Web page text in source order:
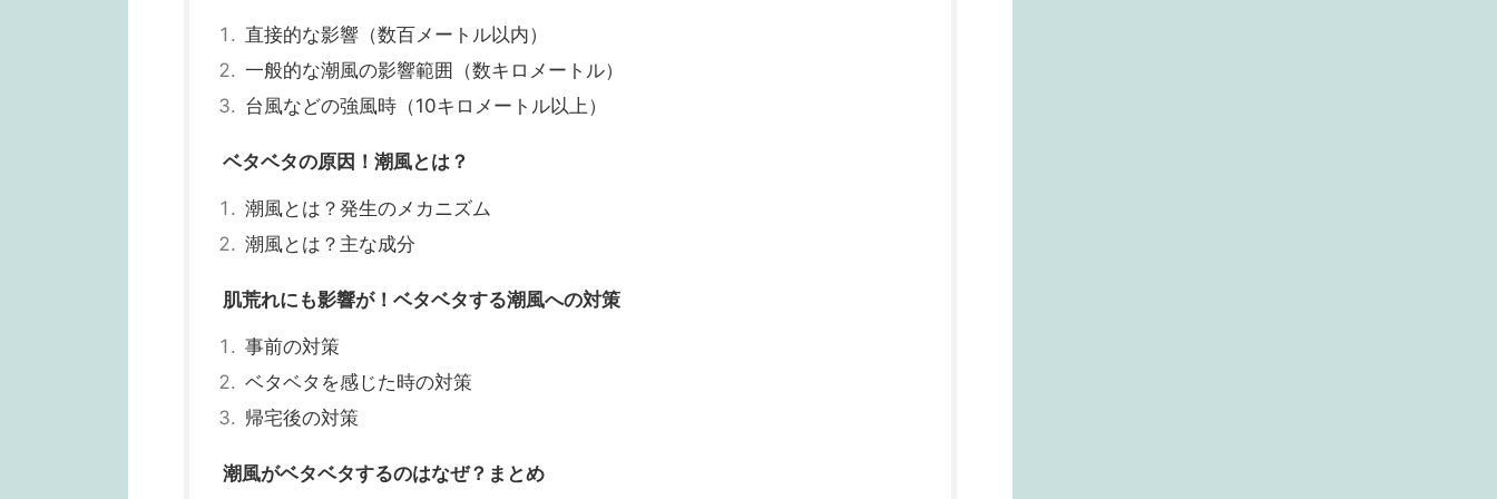
直接的な影響（数百メートル以内）
一般的な潮風の影響範囲（数キロメートル）
台風などの強風時（10キロメートル以上）
ベタベタの原因！潮風とは？
潮風とは？発生のメカニズム
潮風とは？主な成分
肌荒れにも影響が！ベタベタする潮風への対策
事前の対策
ベタベタを感じた時の対策
帰宅後の対策
潮風がベタベタするのはなぜ？まとめ